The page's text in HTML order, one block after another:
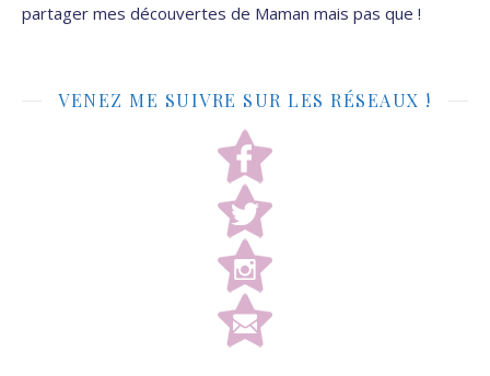
partager mes découvertes de Maman mais pas que !
VENEZ ME SUIVRE SUR LES RÉSEAUX !